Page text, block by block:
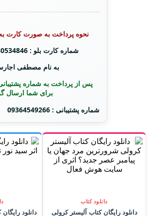
نحوه پرداخت به صورت کارت
شماره کارت بلو : 6219861880534846
به نام مصطفی
پس از پرداخت به شماره پشتیبانی
برای شما ارسال
شماره پشتیبانی : 09364549266
دانلود کتاب
دانلود رایگان کتاب آلیستر کرولی دانلود